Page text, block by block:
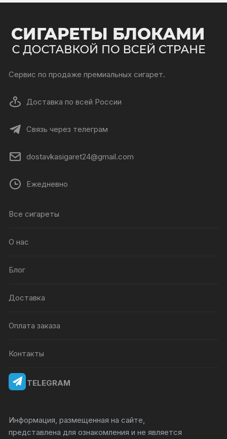
Сервис по продаже премиальных сигарет.
Доставка по всей России
Связь через телеграм
dostavkasigaret24@gmail.com
Ежедневно
Все сигареты
О нас
Блог
Доставка
Оплата заказа
Контакты
TELEGRAM
Информация, размещенная на сайте,
представлена для ознакомления и не является